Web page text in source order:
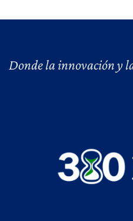
Donde la innovación y